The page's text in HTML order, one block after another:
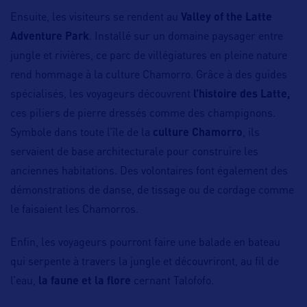
Ensuite, les visiteurs se rendent au Valley of the Latte
Adventure Park . Installé sur un domaine paysager entre
jungle et rivières, ce parc de villégiatures en pleine nature
rend hommage à la culture Chamorro. Grâce à des guides
spécialisés, les voyageurs découvrent
l’histoire des Latte,
ces piliers de pierre dressés comme des champignons.
Symbole dans toute l’île de la culture Chamorro
, ils
servaient de base architecturale pour construire les
anciennes habitations. Des volontaires font également des
démonstrations de danse, de tissage ou de cordage comme
le faisaient les Chamorros.
Enfin, les voyageurs pourront faire une balade en bateau
qui serpente à travers la jungle et découvriront, au fil de
l’eau,
la faune et la flore cernant Talofofo.